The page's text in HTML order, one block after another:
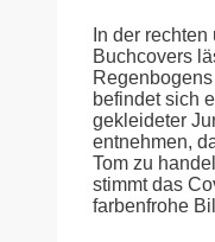
In der
Buchcovers
befindet sich
gekleideter
entnehmen,
Tom zu
stimmt das
farbenfrohe